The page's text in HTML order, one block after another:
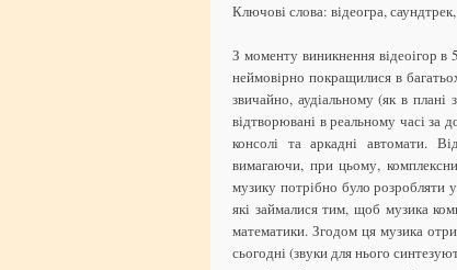
Ключові слова: відеогра,
З моменту виникнення відеоігор
неймовірно покращилися в
звичайно, аудіальному (як в плані
відтворювані в реальному часі за
консолі та аркадні автомати.
вимагаючи, при цьому,
музику потрібно було розробляти
які займалися тим, щоб музика
математики. Згодом ця музика
сьогодні (звуки для нього